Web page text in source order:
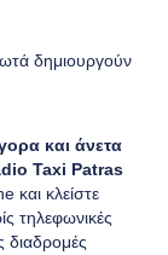
δημιουργούν
και άνετα
Taxi Patras
και κλείστε
τηλεφωνικές
διαδρομές